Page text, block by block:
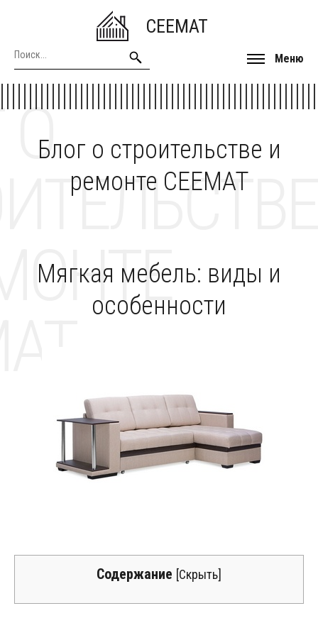
CEEMAT
Меню
Блог о строительстве и
ремонте CEEMAT
О
Мягкая мебель: виды и
особенности
Содержание [Скрыть]